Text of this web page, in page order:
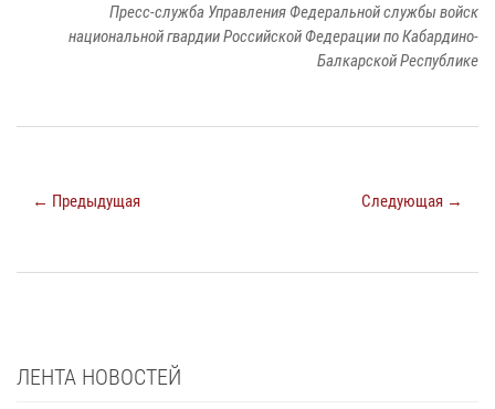
Пресс-служба Управления Федеральной службы войск
национальной гвардии Российской Федерации по Кабардино-
Балкарской Республике
← Предыдущая Следующая →
ЛЕНТА НОВОСТЕЙ